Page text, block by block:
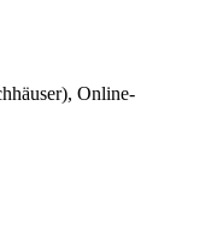
Online-